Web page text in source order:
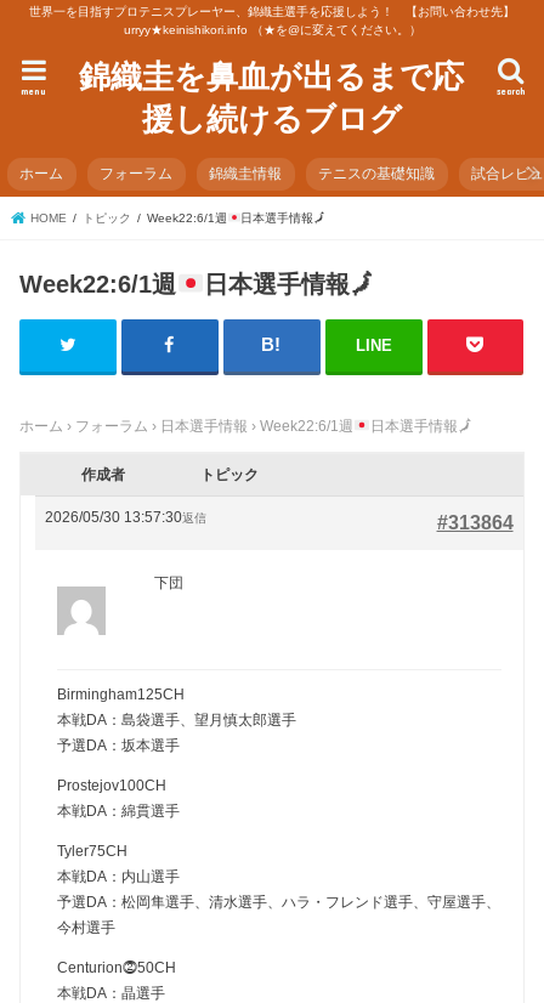
世界一を目指すプロテニスプレーヤー、錦織圭選手を応援しよう！ 【お問い合わせ先】
urryy★keinishikori.info （★を@に変えてください。）
錦織圭を鼻血が出るまで応
援し続けるブログ
search
menu
ホーム フォーラム 錦織圭情報 テニスの基礎知識 試合レビ
HOME トピック Week22:6/1週 日本選手情報🗾
Week22:6/1週 日本選手情報🗾
LINE
ホーム › フォーラム › 日本選手情報 › Week22:6/1週 日本選手情報🗾
作成者 トピック
2026/05/30 13:57:30 #313864
返信
下団
Birmingham125CH
本戦DA：島袋選手、望月慎太郎選手
予選DA：坂本選手
Prostejov100CH
本戦DA：綿貫選手
Tyler75CH
本戦DA：内山選手
予選DA：松岡隼選手、清水選手、ハラ・フレンド選手、守屋選手、
今村選手
Centurion⓶50CH
本戦DA：晶選手